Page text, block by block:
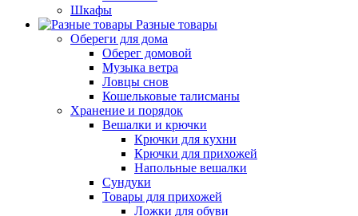
Шкафы
Разные товары
Обереги для дома
Оберег домовой
Музыка ветра
Ловцы снов
Кошельковые талисманы
Хранение и порядок
Вешалки и крючки
Крючки для кухни
Крючки для прихожей
Напольные вешалки
Сундуки
Товары для прихожей
Ложки для обуви